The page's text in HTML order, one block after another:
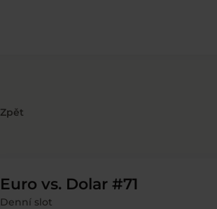
Zpět
Euro vs. Dolar #71
Denní slot